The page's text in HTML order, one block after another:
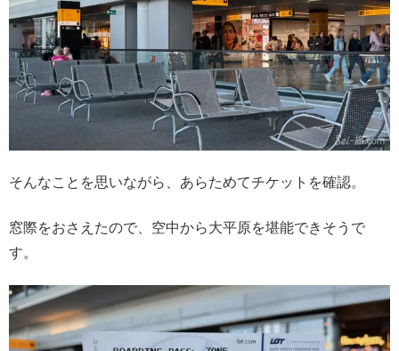
そんなことを思いながら、あらためてチケットを確認。
窓際をおさえたので、空中から大平原を堪能できそうで
す。